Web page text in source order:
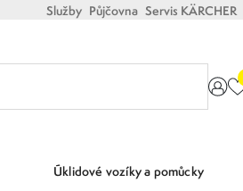
Služby Půjčovna Servis KÄRCHER
Úklidové vozíky a pomůcky